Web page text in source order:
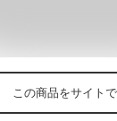
この商品をサイト